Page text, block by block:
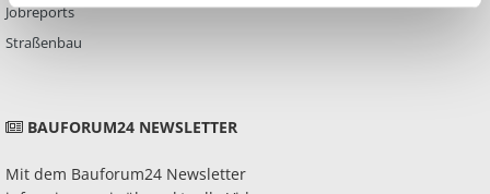
Jobreports
Straßenbau
BAUFORUM24 NEWSLETTER
Mit dem Bauforum24 Newsletter